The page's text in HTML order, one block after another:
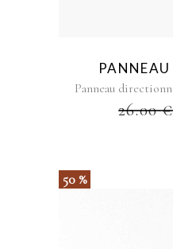
Panneau
26.00€
50 %